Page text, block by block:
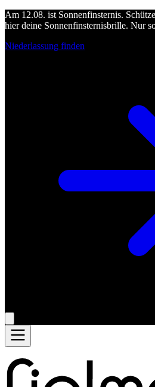
Am 12.08. ist Sonnenfinsternis.
hier deine Sonnenfinsternisbrille. Nur
Niederlassung finden